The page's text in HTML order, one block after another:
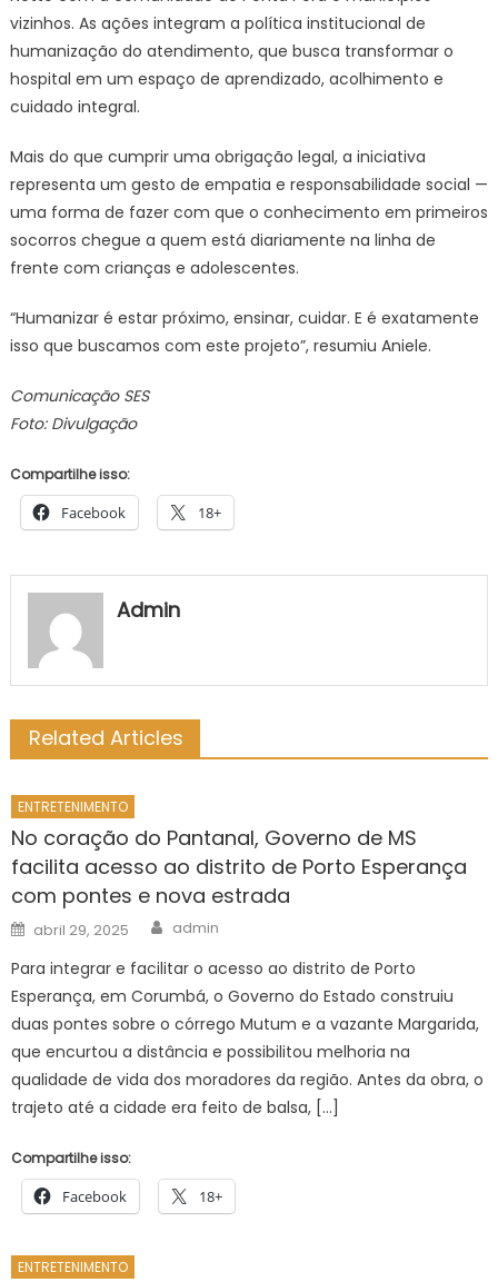
vizinhos. As ações integram a política institucional de
humanização do atendimento, que busca transformar o
hospital em um espaço de aprendizado, acolhimento e
cuidado integral.
Mais do que cumprir uma obrigação legal, a iniciativa
representa um gesto de empatia e responsabilidade social —
uma forma de fazer com que o conhecimento em primeiros
socorros chegue a quem está diariamente na linha de
frente com crianças e adolescentes.
“Humanizar é estar próximo, ensinar, cuidar. E é exatamente
isso que buscamos com este projeto”, resumiu Aniele.
Comunicação SES
Foto: Divulgação
Compartilhe isso:
Facebook 18+
Admin
Related Articles
ENTRETENIMENTO
No coração do Pantanal, Governo de MS
facilita acesso ao distrito de Porto Esperança
com pontes e nova estrada
Posted
on
abril 29, 2025 Author
admin
Para integrar e facilitar o acesso ao distrito de Porto
Esperança, em Corumbá, o Governo do Estado construiu
duas pontes sobre o córrego Mutum e a vazante Margarida,
que encurtou a distância e possibilitou melhoria na
qualidade de vida dos moradores da região. Antes da obra, o
trajeto até a cidade era feito de balsa, […]
Compartilhe isso:
Facebook 18+
ENTRETENIMENTO